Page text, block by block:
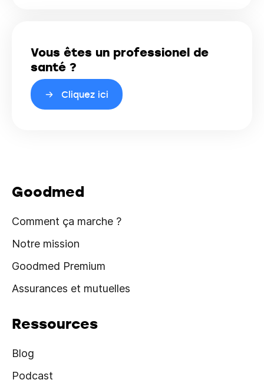
Vous êtes un professionel de
santé ?
Cliquez ici
Goodmed
Comment ça marche ?
Notre mission
Goodmed Premium
Assurances et mutuelles
Ressources
Blog
Podcast